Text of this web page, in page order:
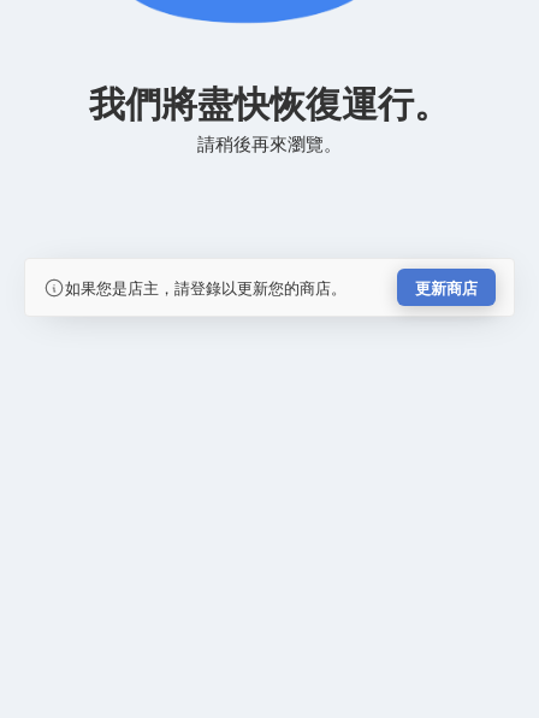
我們將盡快恢復運行。
請稍後再來瀏覽。
如果您是店主，請登錄以更新您的商店。 更新商店